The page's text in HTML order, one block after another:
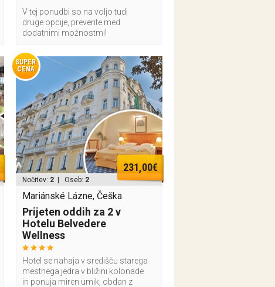
V tej ponudbi so na voljo tudi
druge opcije, preverite med
dodatnimi možnostmi!
SUPER
CENA
231,00€
Nočitev: 2 | Oseb: 2
Mariánské Lázne, Češka
Prijeten oddih za 2 v
Hotelu Belvedere
Wellness
Hotel se nahaja v središču starega
mestnega jedra v bližini kolonade
in ponuja miren umik, obdan z